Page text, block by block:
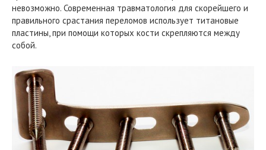
невозможно. Современная травматология для скорейшего и
правильного срастания переломов использует титановые
пластины, при помощи которых кости скрепляются между
собой.